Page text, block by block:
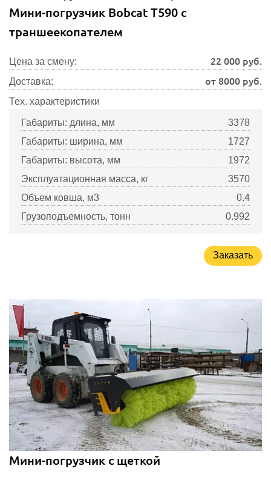
Мини-погрузчик Bobcat T590 с
траншеекопателем
Цена за смену: 22 000 руб.
Доставка: от 8000 руб.
Тех. характеристики
Габариты: длина, мм
3378
Габариты: ширина, мм
1727
Габариты: высота, мм
1972
Эксплуатационная масса, кг
3570
Объем ковша, м3
0.4
Грузоподъемность, тонн
0.992
Заказать
Мини-погрузчик с щеткой